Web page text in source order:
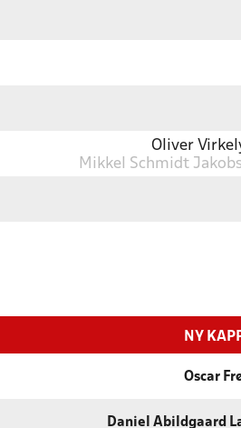
Oliver
Mikkel Schmidt
NY
Oscar
Daniel Abildgaard